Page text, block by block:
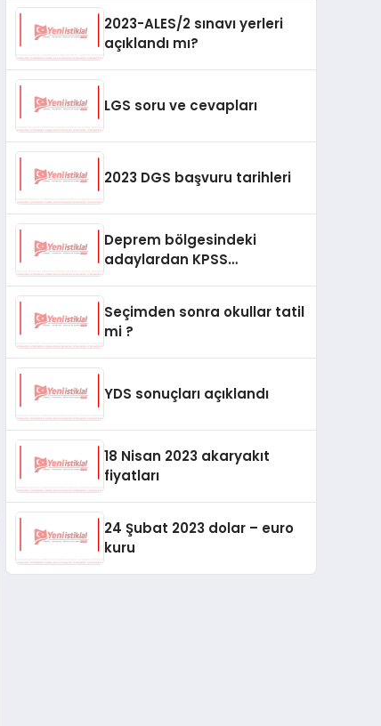
2023-ALES/2 sınavı yerleri
açıklandı mı?
LGS soru ve cevapları
2023 DGS başvuru tarihleri
Deprem bölgesindeki
adaylardan KPSS
Seçimden sonra okullar tatil
mi ?
YDS sonuçları açıklandı
18 Nisan 2023 akaryakıt
fiyatları
24 Şubat 2023 dolar – euro
kuru